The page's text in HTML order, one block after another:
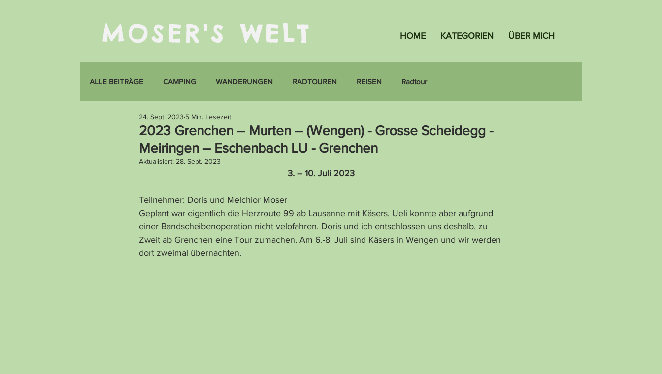
MOSER'S WELT HOME KATEGORIEN ÜBER MICH
ALLE BEITRÄGE CAMPING WANDERUNGEN RADTOUREN REISEN Radtour
2023 Grenchen – Murten – (Wengen) - Grosse Scheidegg -
Meiringen – Eschenbach LU - Grenchen
24. Sept. 2023 5 Min. Lesezeit
Aktualisiert: 28. Sept. 2023
3. – 10. Juli 2023
Teilnehmer: Doris und Melchior Moser
Geplant war eigentlich die Herzroute 99 ab Lausanne mit Käsers. Ueli konnte aber aufgrund
einer Bandscheibenoperation nicht velofahren. Doris und ich entschlossen uns deshalb, zu
Zweit ab Grenchen eine Tour zumachen. Am 6.-8. Juli sind Käsers in Wengen und wir werden
dort zweimal übernachten.